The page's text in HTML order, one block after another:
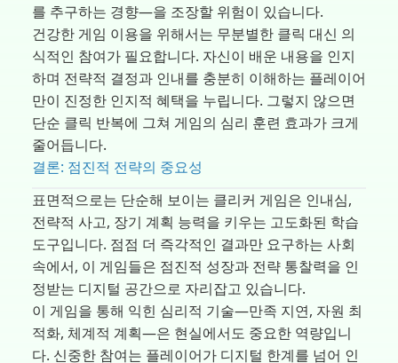
를 추구하는 경향—을 조장할 위험이 있습니다.
건강한 게임 이용을 위해서는 무분별한 클릭 대신 의
식적인 참여가 필요합니다. 자신이 배운 내용을 인지
하며 전략적 결정과 인내를 충분히 이해하는 플레이어
만이 진정한 인지적 혜택을 누립니다. 그렇지 않으면
단순 클릭 반복에 그쳐 게임의 심리 훈련 효과가 크게
줄어듭니다.
결론: 점진적 전략의 중요성
표면적으로는 단순해 보이는 클리커 게임은 인내심,
전략적 사고, 장기 계획 능력을 키우는 고도화된 학습
도구입니다. 점점 더 즉각적인 결과만 요구하는 사회
속에서, 이 게임들은 점진적 성장과 전략 통찰력을 인
정받는 디지털 공간으로 자리잡고 있습니다.
이 게임을 통해 익힌 심리적 기술—만족 지연, 자원 최
적화, 체계적 계획—은 현실에서도 중요한 역량입니
다. 신중한 참여는 플레이어가 디지털 한계를 넘어 인